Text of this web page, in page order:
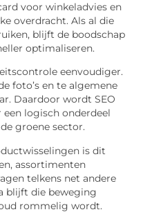
voor winkeladvies en
overdracht. Als al die
blijft de boodschap
optimaliseren.
eenvoudiger.
foto’s en te algemene
Daardoor wordt SEO
een logisch onderdeel
groene sector.
is dit
assortimenten
telkens net andere
blijft die beweging
rommelig wordt.